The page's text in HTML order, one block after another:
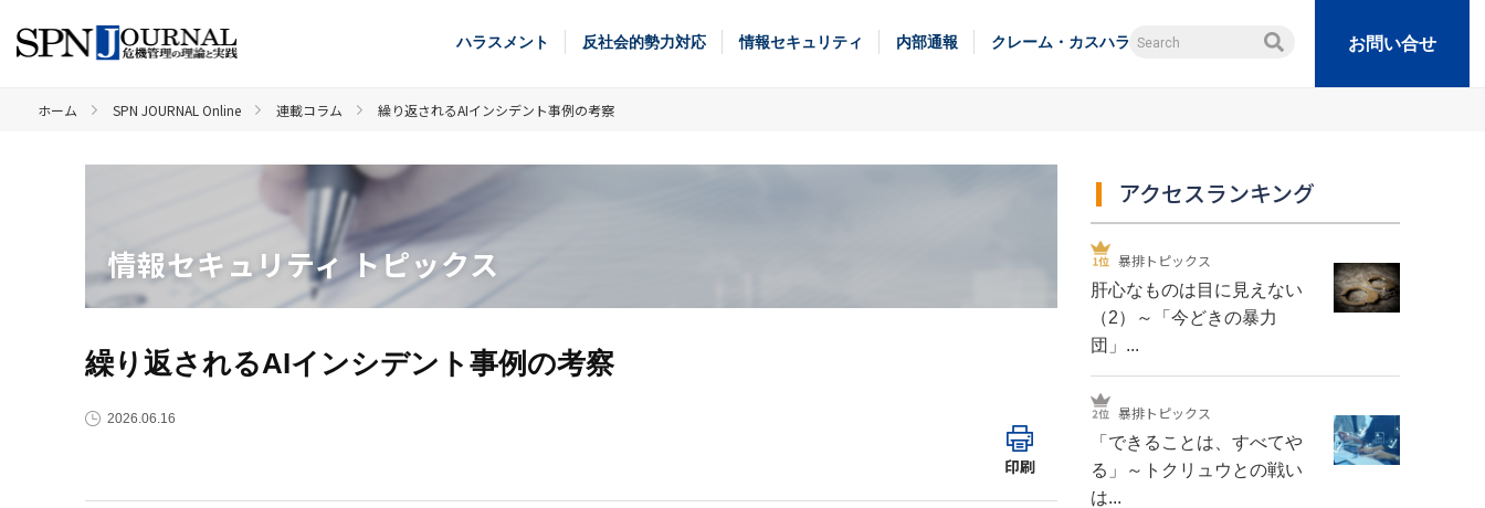
ハラスメント 反社会的勢力対応 情報セキュリティ 内部通報 クレーム・カスハラ お問い合せ
ホーム SPN JOURNAL Online 連載コラム 繰り返されるAIインシデント事例の考察
情報セキュリティ トピックス
繰り返されるAIインシデント事例の考察
2026.06.16
印刷
アクセスランキング
暴排トピックス
肝心なものは目に見えない
（2）～「今どきの暴力
団」...
暴排トピックス
「できることは、すべてや
る」～トクリュウとの戦い
は...